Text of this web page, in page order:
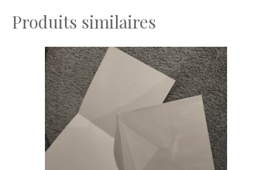
Produits similaires